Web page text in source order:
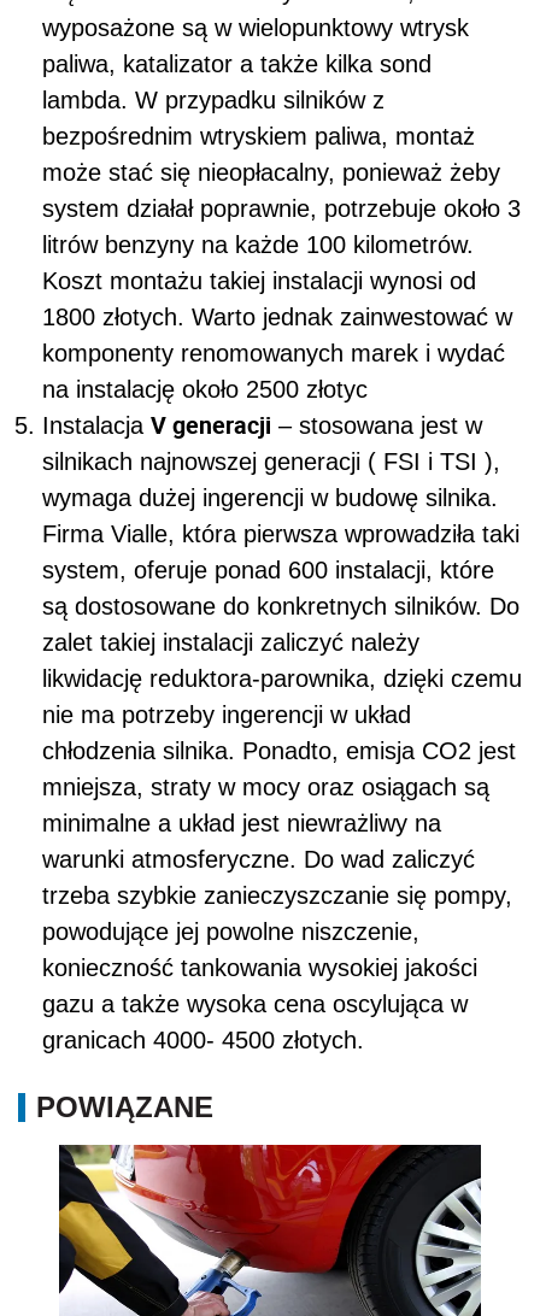
wyposażone są w wielopunktowy wtrysk
paliwa, katalizator a także kilka sond
lambda. W przypadku silników z
bezpośrednim wtryskiem paliwa, montaż
może stać się nieopłacalny, ponieważ żeby
system działał poprawnie, potrzebuje około 3
litrów benzyny na każde 100 kilometrów.
Koszt montażu takiej instalacji wynosi od
1800 złotych. Warto jednak zainwestować w
komponenty renomowanych marek i wydać
na instalację około 2500 złotyc
Instalacja V generacji – stosowana jest w
silnikach najnowszej generacji ( FSI i TSI ),
wymaga dużej ingerencji w budowę silnika.
Firma Vialle, która pierwsza wprowadziła taki
system, oferuje ponad 600 instalacji, które
są dostosowane do konkretnych silników. Do
zalet takiej instalacji zaliczyć należy
likwidację reduktora-parownika, dzięki czemu
nie ma potrzeby ingerencji w układ
chłodzenia silnika. Ponadto, emisja CO2 jest
mniejsza, straty w mocy oraz osiągach są
minimalne a układ jest niewrażliwy na
warunki atmosferyczne. Do wad zaliczyć
trzeba szybkie zanieczyszczanie się pompy,
powodujące jej powolne niszczenie,
konieczność tankowania wysokiej jakości
gazu a także wysoka cena oscylująca w
granicach 4000- 4500 złotych.
POWIĄZANE